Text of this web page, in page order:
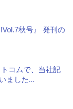
!Vol.7秋号』 発刊の
コムで、当社記
ました...